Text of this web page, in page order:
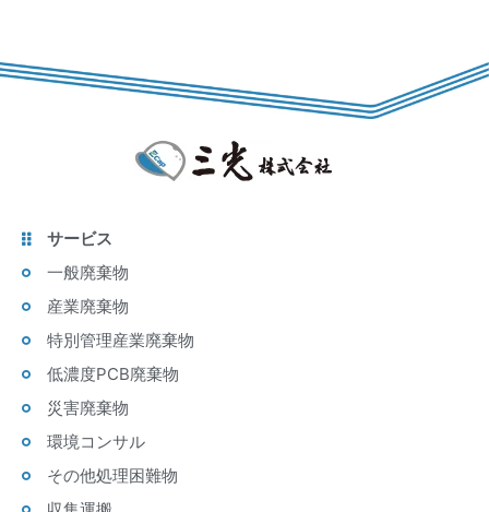
サービス
一般廃棄物
産業廃棄物
特別管理産業廃棄物
低濃度PCB廃棄物
災害廃棄物
環境コンサル
その他処理困難物